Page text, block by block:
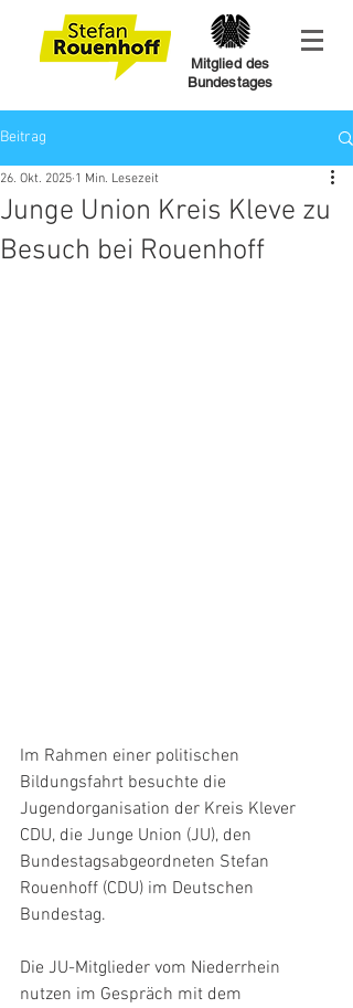
Mitglied des
Bundestages
Beitrag
Junge Union Kreis Kleve zu
Besuch bei Rouenhoff
26. Okt. 2025 1 Min. Lesezeit
Im Rahmen einer politischen
Bildungsfahrt besuchte die
Jugendorganisation der Kreis Klever
CDU, die Junge Union (JU), den
Bundestagsabgeordneten Stefan
Rouenhoff (CDU) im Deutschen
Bundestag.
Die JU-Mitglieder vom Niederrhein
nutzen im Gespräch mit dem